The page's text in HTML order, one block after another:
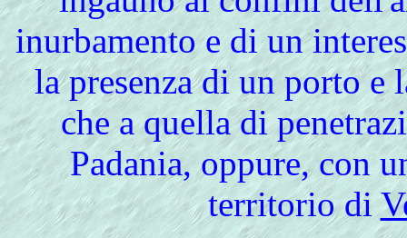
inurbamento e di un
la presenza di un porto e
che a quella di
Padania, oppure, con
territorio di